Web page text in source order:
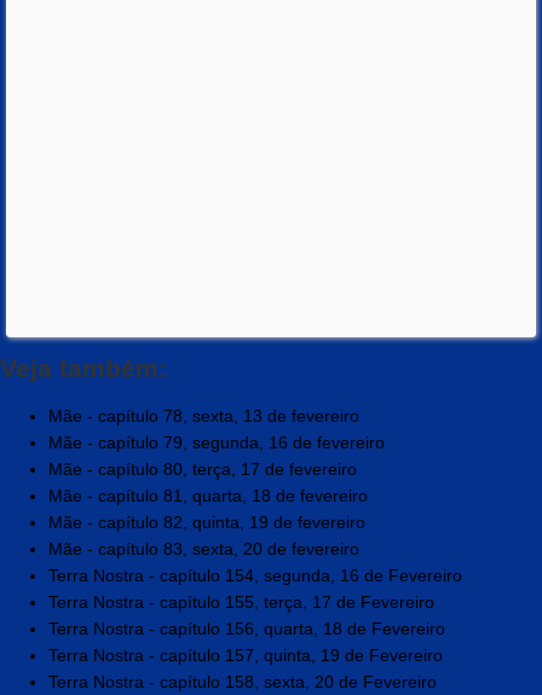
Veja também:
Mãe - capítulo 78, sexta, 13 de fevereiro
Mãe - capítulo 79, segunda, 16 de fevereiro
Mãe - capítulo 80, terça, 17 de fevereiro
Mãe - capítulo 81, quarta, 18 de fevereiro
Mãe - capítulo 82, quinta, 19 de fevereiro
Mãe - capítulo 83, sexta, 20 de fevereiro
Terra Nostra - capítulo 154, segunda, 16 de Fevereiro
Terra Nostra - capítulo 155, terça, 17 de Fevereiro
Terra Nostra - capítulo 156, quarta, 18 de Fevereiro
Terra Nostra - capítulo 157, quinta, 19 de Fevereiro
Terra Nostra - capítulo 158, sexta, 20 de Fevereiro